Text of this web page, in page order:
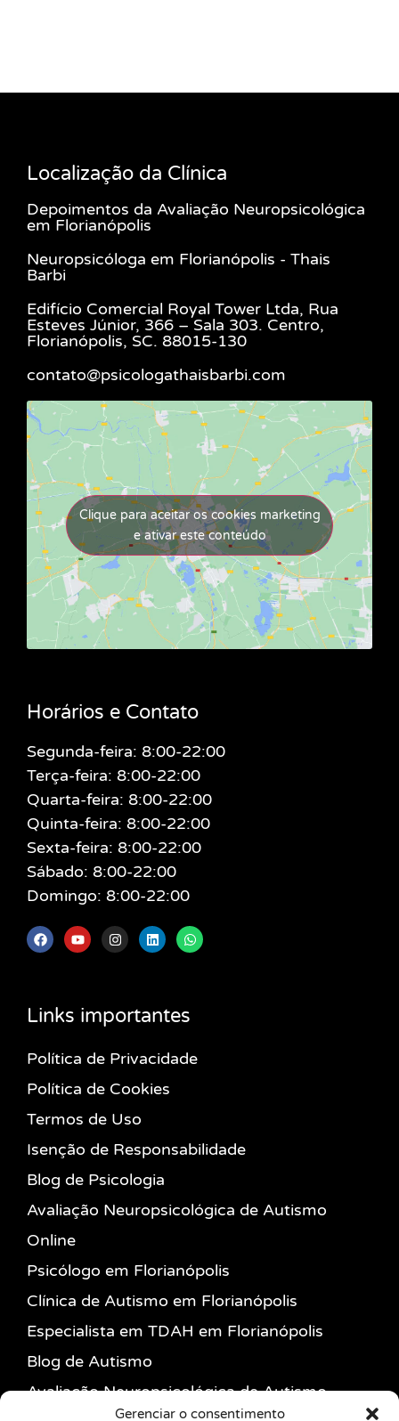
Gerenciar o consentimento
Localização da Clínica
Depoimentos da Avaliação Neuropsicológica
em Florianópolis
Neuropsicóloga em Florianópolis - Thais
Barbi
Edifício Comercial Royal Tower Ltda, Rua
Esteves Júnior, 366 – Sala 303. Centro,
Florianópolis, SC. 88015-130
contato@psicologathaisbarbi.com
Clique para aceitar os cookies marketing
e ativar este conteúdo
Horários e Contato
Segunda-feira: 8:00-22:00
Terça-feira: 8:00-22:00
Quarta-feira: 8:00-22:00
Quinta-feira: 8:00-22:00
Sexta-feira: 8:00-22:00
Sábado: 8:00-22:00
Domingo: 8:00-22:00
Links importantes
Política de Privacidade
Política de Cookies
Termos de Uso
Isenção de Responsabilidade
Blog de Psicologia
Avaliação Neuropsicológica de Autismo
Online
Psicólogo em Florianópolis
Clínica de Autismo em Florianópolis
Especialista em TDAH em Florianópolis
Blog de Autismo
Avaliação Neuropsicológica de Autismo